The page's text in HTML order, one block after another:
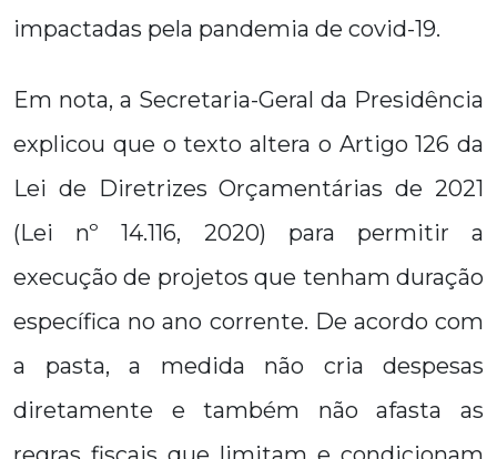
impactadas pela pandemia de covid-19.
Em nota, a Secretaria-Geral da Presidência
explicou que o texto altera o Artigo 126 da
Lei de Diretrizes Orçamentárias de 2021
(Lei nº 14.116, 2020) para permitir a
execução de projetos que tenham duração
específica no ano corrente. De acordo com
a pasta, a medida não cria despesas
diretamente e também não afasta as